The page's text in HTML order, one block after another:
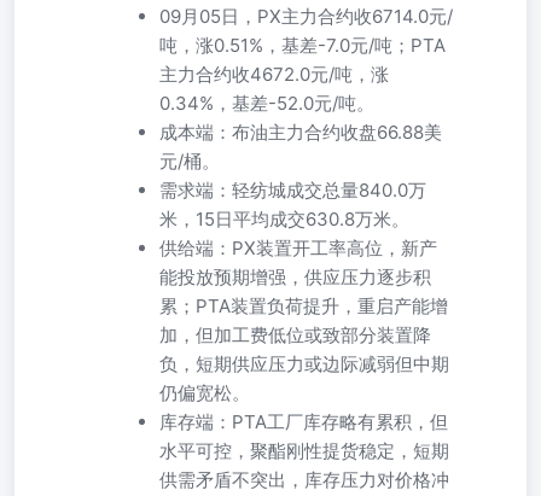
09月05日，PX主力合约收6714.0元/
吨，涨0.51%，基差-7.0元/吨；PTA
主力合约收4672.0元/吨，涨
0.34%，基差-52.0元/吨。
成本端：布油主力合约收盘66.88美
元/桶。
需求端：轻纺城成交总量840.0万
米，15日平均成交630.8万米。
供给端：PX装置开工率高位，新产
能投放预期增强，供应压力逐步积
累；PTA装置负荷提升，重启产能增
加，但加工费低位或致部分装置降
负，短期供应压力或边际减弱但中期
仍偏宽松。
库存端：PTA工厂库存略有累积，但
水平可控，聚酯刚性提货稳定，短期
供需矛盾不突出，库存压力对价格冲